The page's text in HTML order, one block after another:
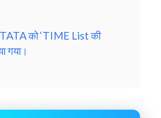
को ‘TIME List की
गया।